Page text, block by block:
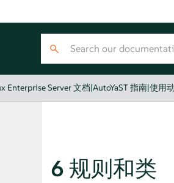
Enterprise Server 文档|AutoYaST 指南|使用
6 规则和类